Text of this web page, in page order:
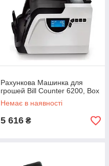
Рахункова Машинка для
грошей Bill Counter 6200, Box
Немає в наявності
5 616 ₴